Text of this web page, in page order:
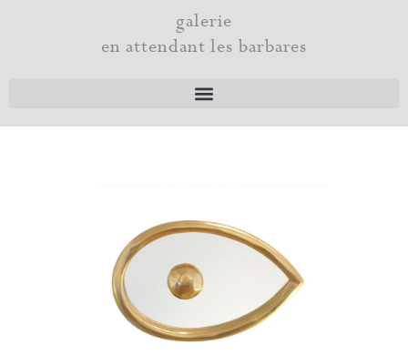
galerie
en attendant les barbares